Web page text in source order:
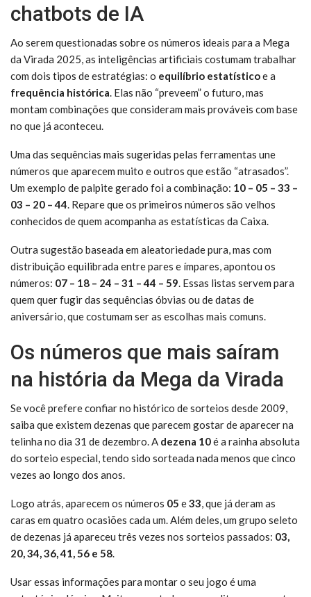
chatbots de IA
Ao serem questionadas sobre os números ideais para a Mega
da Virada 2025, as inteligências artificiais costumam trabalhar
com dois tipos de estratégias: o equilíbrio estatísticoe a
frequência histórica. Elas não “preveem” o futuro, mas
montam combinações que consideram mais prováveis com base
no que já aconteceu.
Uma das sequências mais sugeridas pelas ferramentas une
números que aparecem muito e outros que estão “atrasados”.
Um exemplo de palpite gerado foi a combinação: 10 – 05 – 33 –
03 – 20 – 44. Repare que os primeiros números são velhos
conhecidos de quem acompanha as estatísticas da Caixa.
Outra sugestão baseada em aleatoriedade pura, mas com
distribuição equilibrada entre pares e ímpares, apontou os
números: 07 – 18 – 24 – 31 – 44 – 59. Essas listas servem para
quem quer fugir das sequências óbvias ou de datas de
aniversário, que costumam ser as escolhas mais comuns.
Os números que mais saíram
na história da Mega da Virada
Se você prefere confiar no histórico de sorteios desde 2009,
saiba que existem dezenas que parecem gostar de aparecer na
telinha no dia 31 de dezembro. A dezena 10é a rainha absoluta
do sorteio especial, tendo sido sorteada nada menos que cinco
vezes ao longo dos anos.
Logo atrás, aparecem os números 05 e33, que já deram as
caras em quatro ocasiões cada um. Além deles, um grupo seleto
de dezenas já apareceu três vezes nos sorteios passados: 03,
20, 34, 36, 41, 56 e 58.
Usar essas informações para montar o seu jogo é uma